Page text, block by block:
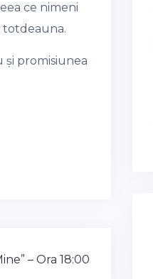
ce nimeni
totdeauna.
promisiunea
– Ora 18:00